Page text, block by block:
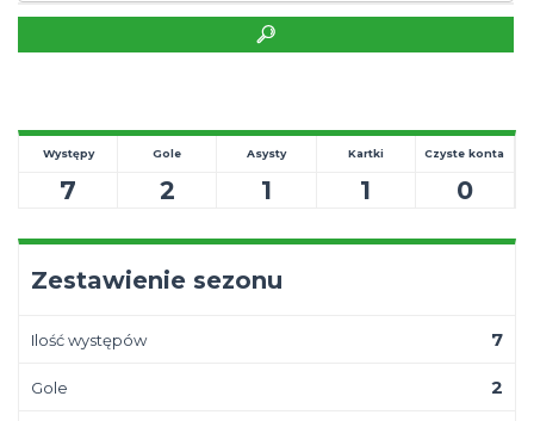
Występy
7
Gole
2
Asysty
1
Kartki
1
Czyste konta
0
Zestawienie sezonu
Ilość występów 7
Gole 2